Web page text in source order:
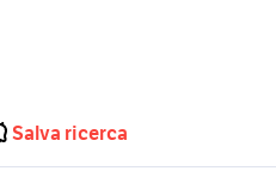
Salva ricerca